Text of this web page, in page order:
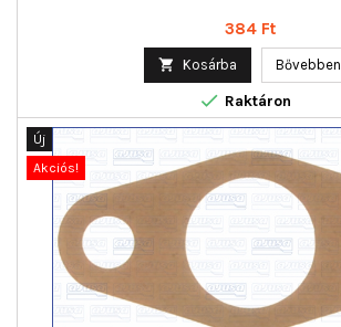
Ár
384 Ft
 Kosárba Bővebben
 Raktáron
Új
Akciós!